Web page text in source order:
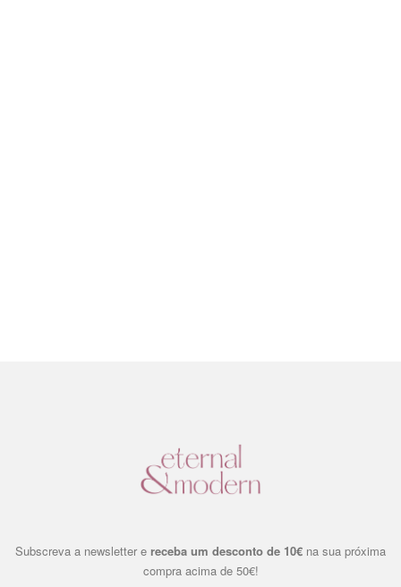
Subscreva a newsletter e receba um desconto de 10€ na sua próxima
compra acima de 50€!